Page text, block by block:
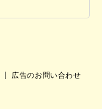
広告のお問い合わせ